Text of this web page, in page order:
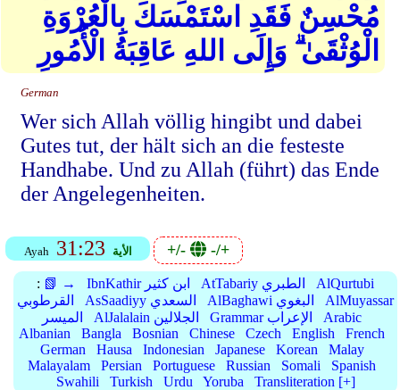
مُحْسِنٌ فَقَدِ اسْتَمْسَكَ بِالْعُرْوَةِ
الْوُثْقَىٰ ۗ وَإِلَى اللهِ عَاقِبَةُ الْأُمُورِ
German
Wer sich Allah völlig hingibt und dabei
Gutes tut, der hält sich an die festeste
Handhabe. Und zu Allah (führt) das Ende
der Angelegenheiten.
Ayah 31:23 الأية +/- -/+
: 📗 → IbnKathir ابن كثير AtTabariy الطبري
AlQurtubi
القرطوبي
AsSaadiyy السعدي AlBaghawi البغوي
AlMuyassar
الميسر
AlJalalain الجلالين Grammar الإعراب
Arabic
Albanian
Bangla Bosnian Chinese Czech English
French
German
Hausa Indonesian Japanese Korean
Malay
Malayalam
Persian Portuguese Russian Somali
Spanish
Swahili
Turkish Urdu Yoruba Transliteration [+]